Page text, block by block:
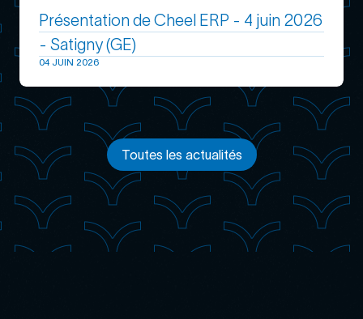
Présentation de Cheel ERP - 4 juin 2026
- Satigny (GE)
04 JUIN 2026
Toutes les actualités
Toutes les actualités